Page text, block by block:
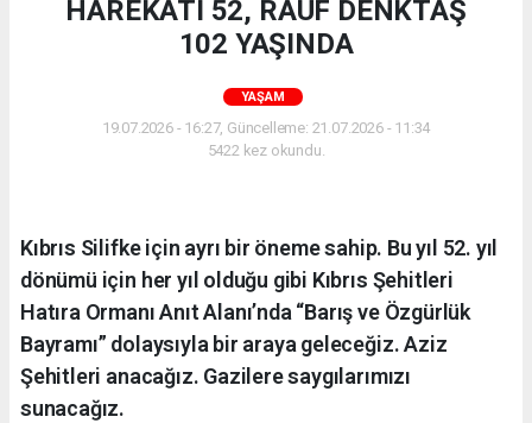
HAREKÂTI 52, RAUF DENKTAŞ
102 YAŞINDA
YAŞAM
19.07.2026 - 16:27, Güncelleme: 21.07.2026 - 11:34
5422 kez okundu.
Kıbrıs Silifke için ayrı bir öneme sahip. Bu yıl 52. yıl
dönümü için her yıl olduğu gibi Kıbrıs Şehitleri
Hatıra Ormanı Anıt Alanı’nda “Barış ve Özgürlük
Bayramı” dolaysıyla bir araya geleceğiz. Aziz
Şehitleri anacağız. Gazilere saygılarımızı
sunacağız.